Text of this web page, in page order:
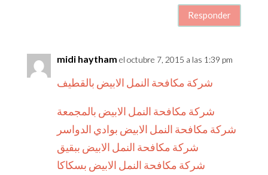
Responder
midi haytham el octubre 7, 2015 a las 1:39 pm
شركة مكافحة النمل الابيض بالقطيف
شركة مكافحة النمل الابيض بالمجمعة
شركة مكافحة النمل الابيض بوادي الدواسر
شركة مكافحة النمل الابيض ببقيق
شركة مكافحة النمل الابيض بسكاكا